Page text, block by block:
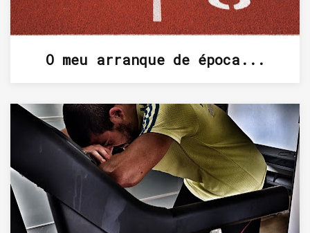
O meu arranque de época...